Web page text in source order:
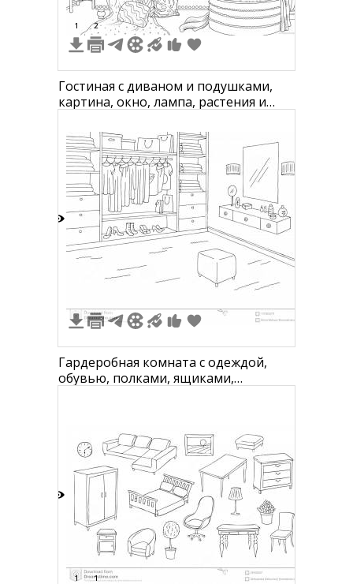
1 2
Гостиная с диваном и подушками,
картина, окно, лампа, растения и
Гардеробная комната с одеждой,
обувью, полками, ящиками,
1 1